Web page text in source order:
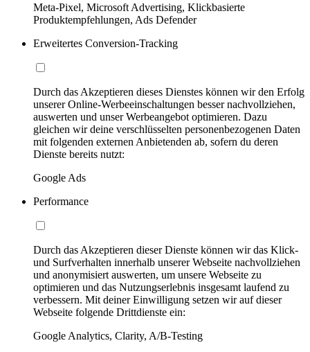
Meta-Pixel, Microsoft Advertising, Klickbasierte
Produktempfehlungen, Ads Defender
Erweitertes Conversion-Tracking
Durch das Akzeptieren dieses Dienstes können wir den Erfolg
unserer Online-Werbeeinschaltungen besser nachvollziehen,
auswerten und unser Werbeangebot optimieren. Dazu
gleichen wir deine verschlüsselten personenbezogenen Daten
mit folgenden externen Anbietenden ab, sofern du deren
Dienste bereits nutzt:
Google Ads
Performance
Durch das Akzeptieren dieser Dienste können wir das Klick-
und Surfverhalten innerhalb unserer Webseite nachvollziehen
und anonymisiert auswerten, um unsere Webseite zu
optimieren und das Nutzungserlebnis insgesamt laufend zu
verbessern. Mit deiner Einwilligung setzen wir auf dieser
Webseite folgende Drittdienste ein:
Google Analytics, Clarity, A/B-Testing